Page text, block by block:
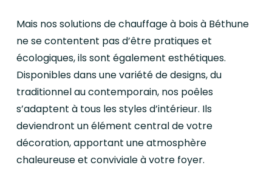
Mais nos solutions de chauffage à bois à Béthune
ne se contentent pas d’être pratiques et
écologiques, ils sont également esthétiques.
Disponibles dans une variété de designs, du
traditionnel au contemporain, nos poêles
s’adaptent à tous les styles d’intérieur. Ils
deviendront un élément central de votre
décoration, apportant une atmosphère
chaleureuse et conviviale à votre foyer.